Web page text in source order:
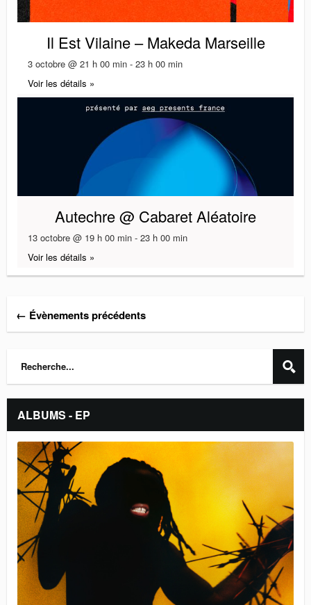
Il Est Vilaine – Makeda Marseille
3 octobre @ 21 h 00 min - 23 h 00 min
Voir les détails »
Autechre @ Cabaret Aléatoire
13 octobre @ 19 h 00 min - 23 h 00 min
Voir les détails »
← Évènements précédents
ALBUMS - EP